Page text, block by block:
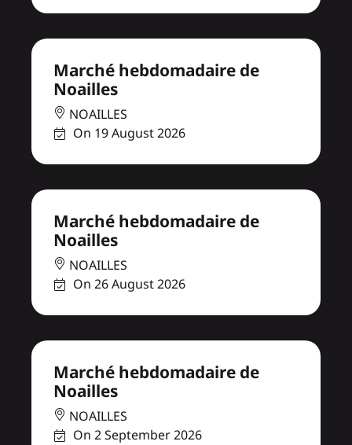
Marché hebdomadaire de
Noailles
NOAILLES
On 19 August 2026
Marché hebdomadaire de
Noailles
NOAILLES
On 26 August 2026
Marché hebdomadaire de
Noailles
NOAILLES
On 2 September 2026